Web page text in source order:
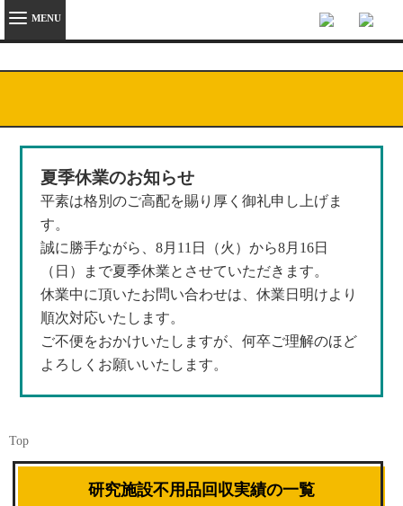
MENU
夏季休業のお知らせ
平素は格別のご高配を賜り厚く御礼申し上げま
す。
誠に勝手ながら、8月11日（火）から8月16日
（日）まで夏季休業とさせていただきます。
休業中に頂いたお問い合わせは、休業日明けより
順次対応いたします。
ご不便をおかけいたしますが、何卒ご理解のほど
よろしくお願いいたします。
Top
研究施設不用品回収実績の一覧